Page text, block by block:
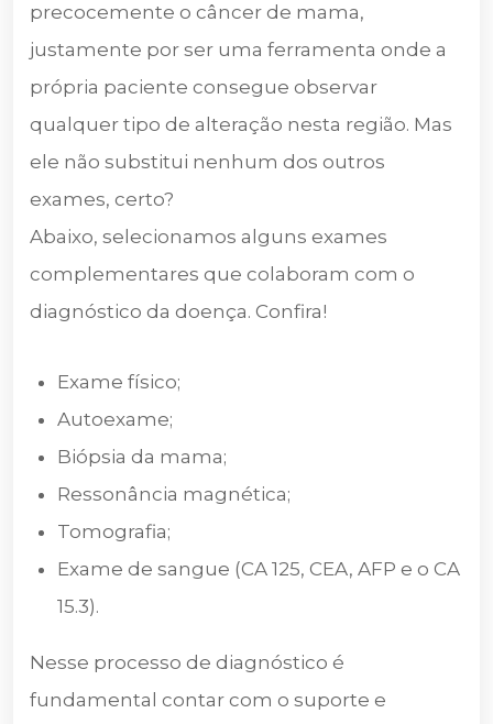
precocemente o câncer de mama,
justamente por ser uma ferramenta onde a
própria paciente consegue observar
qualquer tipo de alteração nesta região. Mas
ele não substitui nenhum dos outros
exames, certo?
Abaixo, selecionamos alguns exames
complementares que colaboram com o
diagnóstico da doença. Confira!
Exame físico;
Autoexame;
Biópsia da mama;
Ressonância magnética;
Tomografia;
Exame de sangue (CA 125, CEA, AFP e o CA
15.3).
Nesse processo de diagnóstico é
fundamental contar com o suporte e